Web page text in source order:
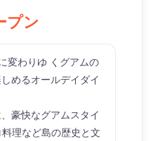
プン
変わりゆ くグアムの
めるオールデイダイ
豪快なグアムスタイ
理など島の歴史と文